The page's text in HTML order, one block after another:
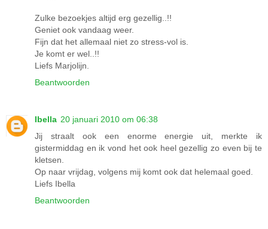
Zulke bezoekjes altijd erg gezellig..!!
Geniet ook vandaag weer.
Fijn dat het allemaal niet zo stress-vol is.
Je komt er wel..!!
Liefs Marjolijn.
Beantwoorden
Ibella 20 januari 2010 om 06:38
Jij straalt ook een enorme energie uit, merkte ik
gistermiddag en ik vond het ook heel gezellig zo even bij te
kletsen.
Op naar vrijdag, volgens mij komt ook dat helemaal goed.
Liefs Ibella
Beantwoorden